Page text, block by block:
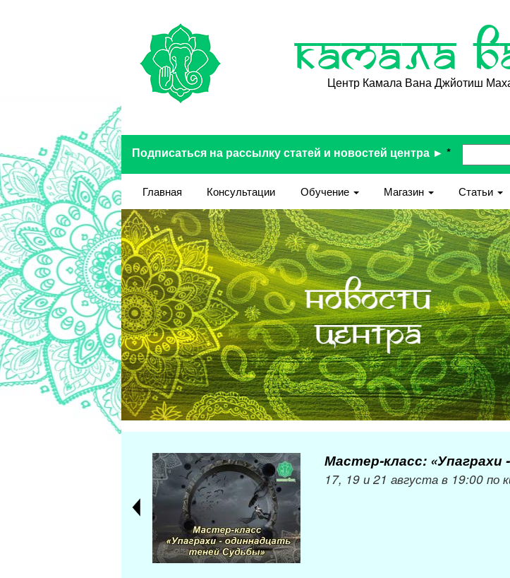
Камала
Центр Камала Вана Джйотиш
Подписаться на рассылку статей и новостей центра ► *
Главная Консультации Обучение Магазин Статьи
Мастер-класс:
17, 19 и 21 августа в 19:00 по